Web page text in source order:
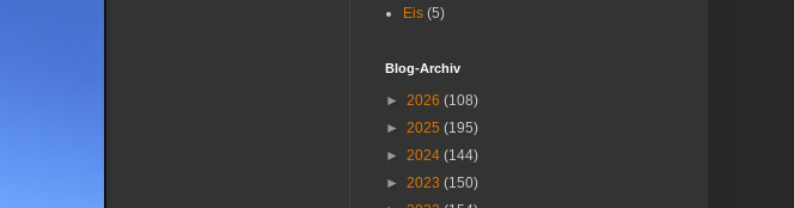
Eis (5)
Blog-Archiv
► 2026 (108)
► 2025 (195)
► 2024 (144)
► 2023 (150)